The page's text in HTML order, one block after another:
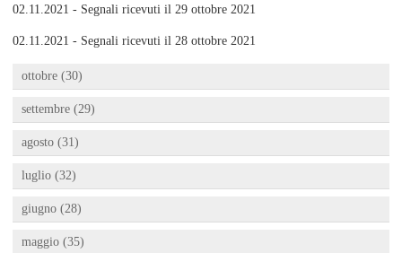
02.11.2021 - Segnali ricevuti il 29 ottobre 2021
02.11.2021 - Segnali ricevuti il 28 ottobre 2021
ottobre (30)
settembre (29)
agosto (31)
luglio (32)
giugno (28)
maggio (35)